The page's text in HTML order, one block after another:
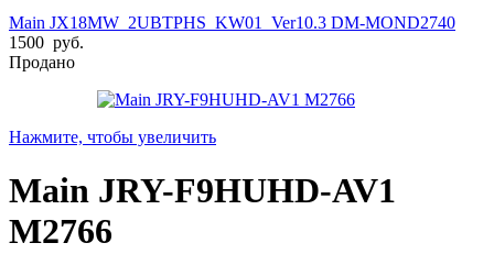
Main JX18MW_2UBTPHS_KW01_Ver10.3 DM-MOND2740
1500 руб.
Продано
Нажмите, чтобы увеличить
Main JRY-F9HUHD-AV1
M2766